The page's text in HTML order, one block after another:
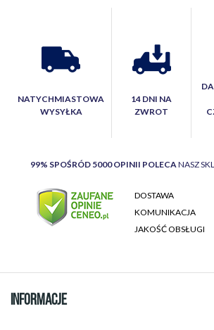
NATYCHMIASTOWA
WYSYŁKA
14 DNI NA
ZWROT
99% SPOŚRÓD 5000 OPINII POLECA NASZ
DOSTAWA
KOMUNIKACJA
JAKOŚĆ OBSŁUGI
INFORMACJE